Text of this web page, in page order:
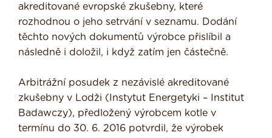
akreditované evropské zkušebny, které
rozhodnou o jeho setrvání v seznamu. Dodání
těchto nových dokumentů výrobce přislíbil a
následně i doložil, i když zatím jen částečně.
Arbitrážní posudek z nezávislé akreditované
zkušebny v Lodži (Instytut Energetyki – Institut
Badawczy), předložený výrobcem kotle v
termínu do 30. 6. 2016 potvrdil, že výrobek